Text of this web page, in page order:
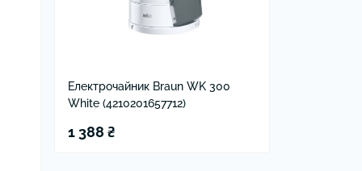
Електрочайник Braun WK 300
White (4210201657712)
1 388 ₴